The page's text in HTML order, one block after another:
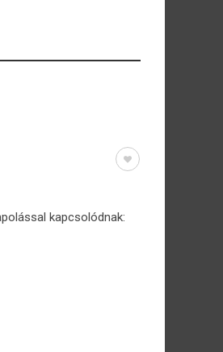
kapcsolódnak: